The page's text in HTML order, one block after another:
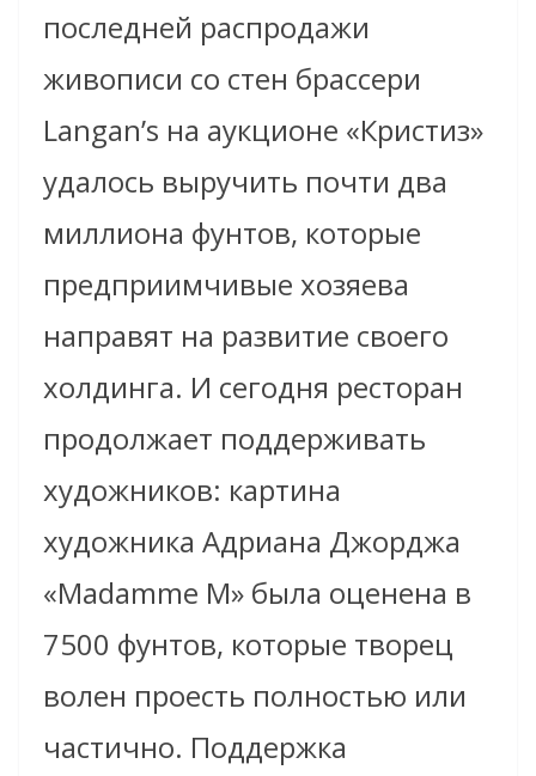
последней распродажи
живописи со стен брассери
Langan’s на аукционе «Кристиз»
удалось выручить почти два
миллиона фунтов, которые
предприимчивые хозяева
направят на развитие своего
холдинга. И сегодня ресторан
продолжает поддерживать
художников: картина
художника Адриана Джорджа
«Madamme M» была оценена в
7500 фунтов, которые творец
волен проесть полностью или
частично. Поддержка